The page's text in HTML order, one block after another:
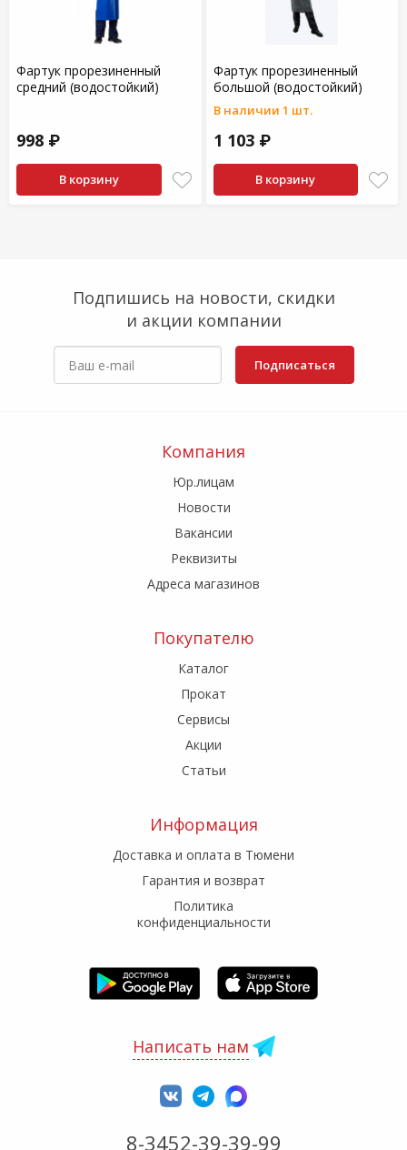
Фартук прорезиненный
средний (водостойкий)
998 ₽
В корзину
Фартук прорезиненный
большой (водостойкий)
В наличии 1 шт.
1 103 ₽
В корзину
Подпишись на новости, скидки
и акции компании
Подписаться
Компания
Юр.лицам
Новости
Вакансии
Реквизиты
Адреса магазинов
Покупателю
Каталог
Прокат
Сервисы
Акции
Статьи
Информация
Доставка и оплата в Тюмени
Гарантия и возврат
Политика
конфиденциальности
Написать нам
8-3452-39-39-99